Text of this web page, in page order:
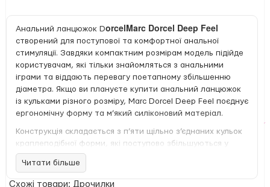
Анальний ланцюжок DorcelMarc Dorcel Deep Feel
створений для поступової та комфортної анальної
стимуляції. Завдяки компактним розмірам модель підійде
користувачам, які тільки знайомляться з анальними
іграми та віддають перевагу поетапному збільшенню
діаметра. Якщо ви плануєте купити анальний ланцюжок
із кульками різного розміру, Marc Dorcel Deep Feel поєднує
ергономічну форму та м’який силіконовий матеріал.
Конструкція складається з п’яти щільно з’єднаних кульок
краплеподібної форми, які поступово збільшуються у
діаметрі — від 0,5 см до 2,5 см. Найменша кулька має
злегка загострений кінчик для більш плавного та
зручного введення. Для комфортного вилучення на кінці
Читати більше
Схожі товари: Дрочилки